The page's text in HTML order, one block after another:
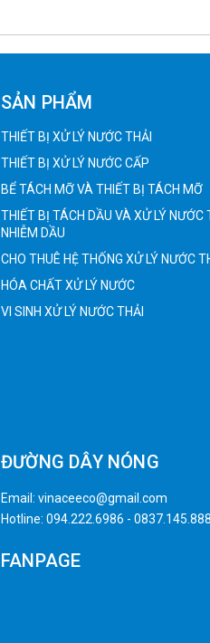
SẢN PHẨM
THIẾT BỊ XỬ LÝ NƯỚC THẢI
THIẾT BỊ XỬ LÝ NƯỚC CẤP
BỂ TÁCH MỠ VÀ THIẾT BỊ TÁCH MỠ
THIẾT BỊ TÁCH DẦU VÀ XỬ LÝ NƯỚC
NHIỄM DẦU
CHO THUÊ HỆ THỐNG XỬ LÝ NƯỚC
HÓA CHẤT XỬ LÝ NƯỚC
VI SINH XỬ LÝ NƯỚC THẢI
ĐƯỜNG DÂY NÓNG
Email: vinaceeco@gmail.com
Hotline: 094.222.6986 - 0837.145.888
FANPAGE